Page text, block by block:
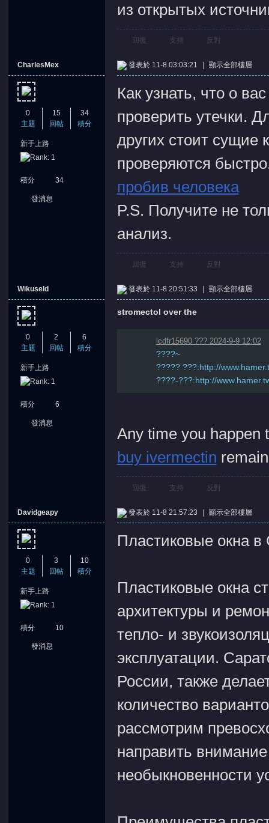
из открытых
回復 支持 反對
CharlesMex
0
主題
15
回帖
34
積分
新手上路
積分 34
發消息
發表於 11-8 03:03:21 顯示全部樓層
Как узнать, что о
проверить утечки.
других стоит сущие
проверяются
пробив человека
P.S. Получите не
анализ.
回復 支持 反對
Wikuseld
0
主題
2
回帖
6
積分
新手上路
積分 6
發消息
發表於 11-8 20:51:33 顯示全部樓層
stromectol over the
lcdfr15690 ??? 2024-9-9 12:02
????~
????? ???:http://
????-???:http://
Any time you happen
buy ivermectin
回復 支持 反對
Davidgeapy
0
主題
3
回帖
10
積分
新手上路
積分 10
發消息
發表於 11-8 21:57:23 顯示全部樓層
Пластиковые окна в
Пластиковые окна
архитектуры и
тепло- и
эксплуатации.
России, также
количество
рассмотрим
направить
необыкновенности